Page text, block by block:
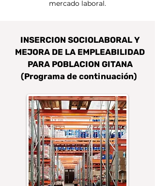
mercado laboral.
INSERCION SOCIOLABORAL Y
MEJORA DE LA EMPLEABILIDAD
PARA POBLACION GITANA
(Programa de continuación)